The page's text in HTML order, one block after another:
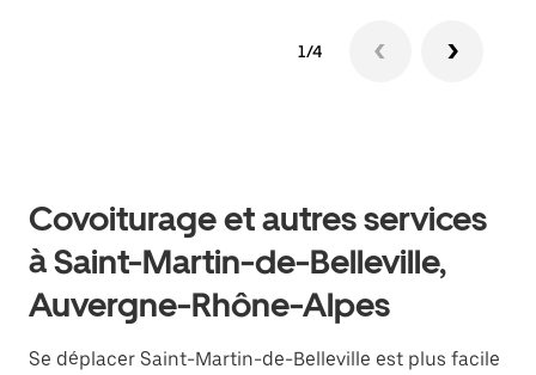
1/4
Covoiturage et autres services
à Saint-Martin-de-Belleville,
Auvergne-Rhône-Alpes
Se déplacer Saint-Martin-de-Belleville est plus facile